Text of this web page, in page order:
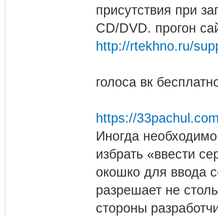
присутствия при
CD/DVD. прогон
http://rtekhno.ru/
голоса вк
https://
Иногда
избрать «ввести
окошко для ввода
разрешает не
стороны